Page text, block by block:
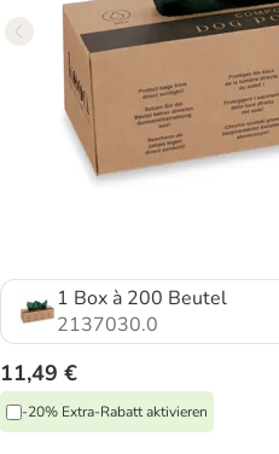
1 Box à 200 Beutel
2137030.0
11,49 €
-20% Extra-Rabatt aktivieren